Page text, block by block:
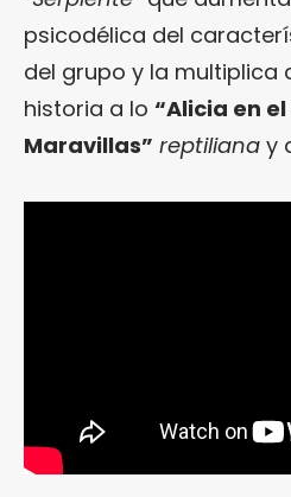
psicodélica del
del grupo y la multiplica
historia a lo “Alicia en
Maravillas” reptiliana y